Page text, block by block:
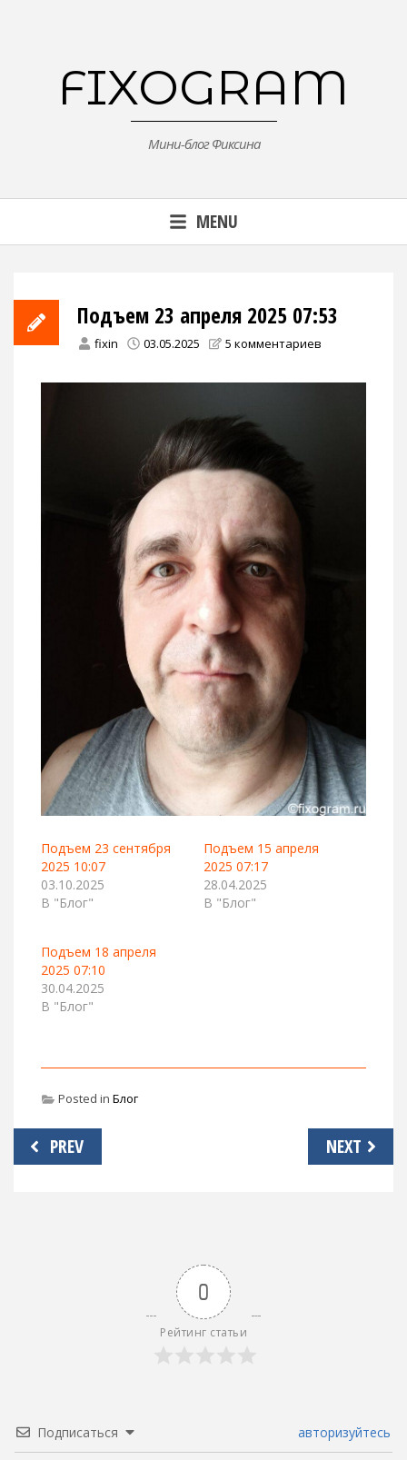
FIXOGRAM
Мини-блог Фиксина
MENU
Подъем 23 апреля 2025 07:53
fixin 03.05.2025 5 комментариев
Подъем 23 сентября
2025 10:07
03.10.2025
В "Блог"
Подъем 15 апреля
2025 07:17
28.04.2025
В "Блог"
Подъем 18 апреля
2025 07:10
30.04.2025
В "Блог"
Posted in Блог
Навигация
по
PREV NEXT
0
Рейтинг статьи
Подписаться авторизуйтесь